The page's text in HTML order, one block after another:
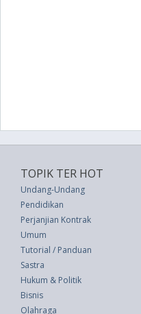
TOPIK TER HOT
Undang-Undang
Pendidikan
Perjanjian Kontrak
Umum
Tutorial / Panduan
Sastra
Hukum & Politik
Bisnis
Olahraga